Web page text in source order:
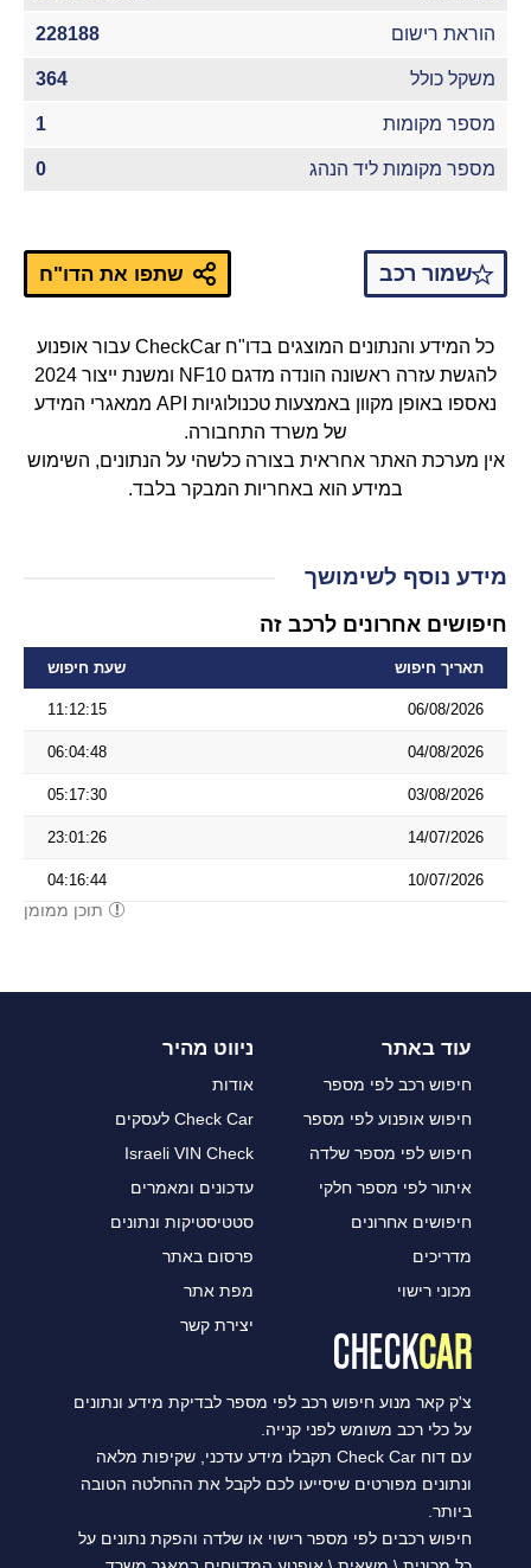
הוראת רישום 228188
משקל כולל 364
מספר מקומות 1
מספר מקומות ליד הנהג 0
שמור רכב שתפו את הדו"ח
כל המידע והנתונים המוצגים בדו"ח CheckCar עבור אופנוע
להגשת עזרה ראשונה הונדה מדגם NF10 ומשנת ייצור 2024
נאספו באופן מקוון באמצעות טכנולוגיות API ממאגרי המידע
של משרד התחבורה.
אין מערכת האתר אחראית בצורה כלשהי על הנתונים, השימוש
במידע הוא באחריות המבקר בלבד.
מידע נוסף לשימושך
חיפושים אחרונים לרכב זה
תאריך חיפוש שעת חיפוש
06/08/2026
11:12:15
04/08/2026
06:04:48
03/08/2026
05:17:30
14/07/2026
23:01:26
10/07/2026
04:16:44
תוכן ממומן
עוד באתר
חיפוש רכב לפי מספר
חיפוש אופנוע לפי מספר
חיפוש לפי מספר שלדה
איתור לפי מספר חלקי
חיפושים אחרונים
מדריכים
מכוני רישוי
ניווט מהיר
אודות
Check Car לעסקים
Israeli VIN Check
עדכונים ומאמרים
סטטיסטיקות ונתונים
פרסום באתר
מפת אתר
יצירת קשר
צ'ק קאר מנוע חיפוש רכב לפי מספר לבדיקת מידע ונתונים
על כלי רכב משומש לפני קנייה.
עם דוח Check Car תקבלו מידע עדכני, שקיפות מלאה
ונתונים מפורטים שיסייעו לכם לקבל את ההחלטה הטובה
ביותר.
חיפוש רכבים לפי מספר רישוי או שלדה והפקת נתונים על